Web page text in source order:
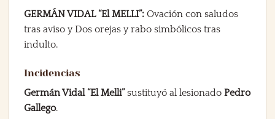
GERMÁN VIDAL “El MELLI”: Ovación con saludos
tras aviso y Dos orejas y rabo simbólicos tras
indulto.
Incidencias
Germán Vidal “El Melli”sustituyó al lesionado Pedro
Gallego.